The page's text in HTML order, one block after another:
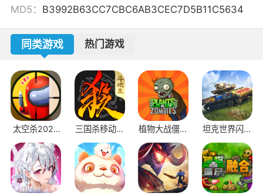
MD5： B3992B63CC7CBC6AB3CEC7D5B11C5634
同类游戏 热门游戏
太空杀2025
正版
三国杀移动版
oppo渠道服
植物大战僵尸
原版官方正版
坦克世界闪击
战